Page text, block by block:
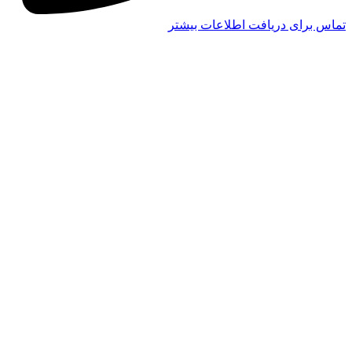
تماس برای دریافت اطلاعات بیشتر